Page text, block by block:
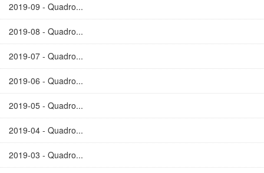
2019-09 - Quadro...
2019-08 - Quadro...
2019-07 - Quadro...
2019-06 - Quadro...
2019-05 - Quadro...
2019-04 - Quadro...
2019-03 - Quadro...